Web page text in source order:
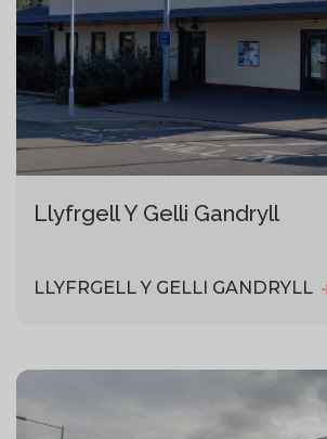
Llyfrgell Y Gelli Gandryll
LLYFRGELL Y GELLI GANDRYLL